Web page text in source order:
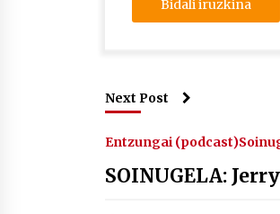
Next Post
Entzungai (podcast)
SOINUGELA: